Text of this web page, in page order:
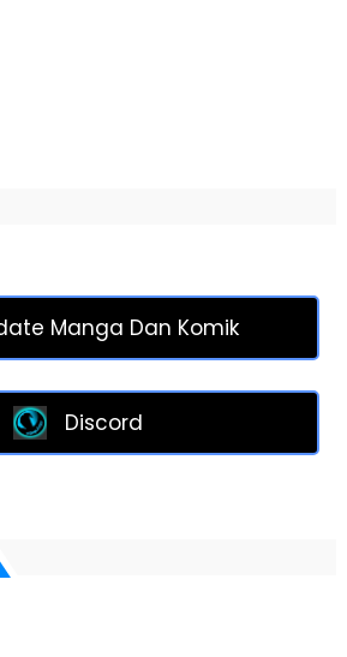
Manga Dan Komik
Discord